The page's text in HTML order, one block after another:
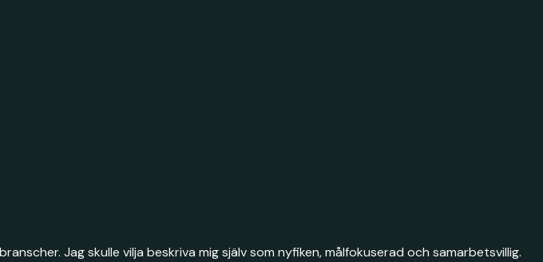
Jag skulle vilja beskriva mig själv som nyfiken, målfokuserad och samarbetsvillig.